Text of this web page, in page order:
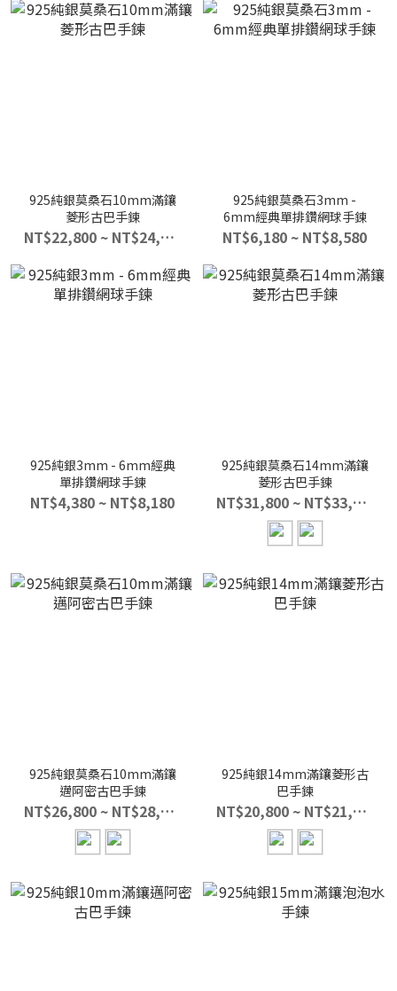
925純銀莫桑石10mm滿鑲
菱形古巴手鍊
NT$22,800 ~ NT$24,800
925純銀莫桑石3mm -
6mm經典單排鑽網球手鍊
NT$6,180 ~ NT$8,580
925純銀3mm - 6mm經典
單排鑽網球手鍊
NT$4,380 ~ NT$8,180
925純銀莫桑石14mm滿鑲
菱形古巴手鍊
NT$31,800 ~ NT$33,800
925純銀莫桑石10mm滿鑲
邁阿密古巴手鍊
NT$26,800 ~ NT$28,800
925純銀14mm滿鑲菱形古
巴手鍊
NT$20,800 ~ NT$21,800